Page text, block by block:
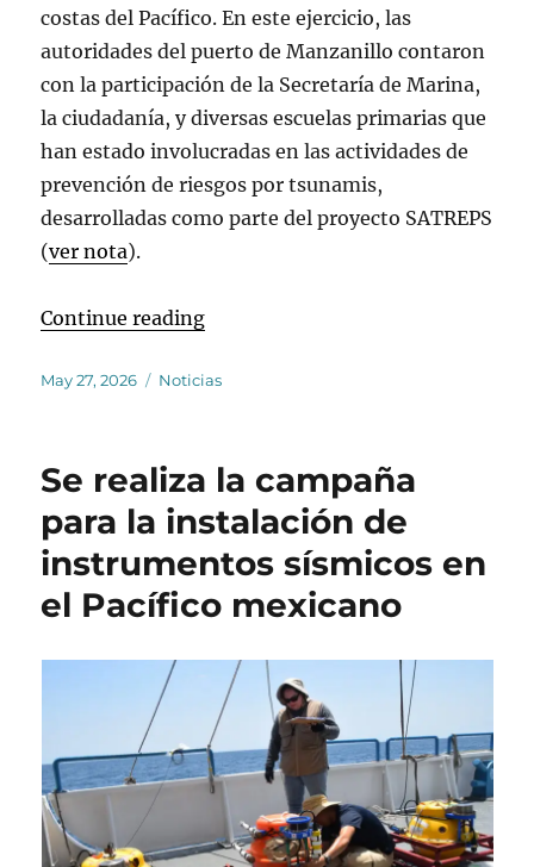
costas del Pacífico. En este ejercicio, las
autoridades del puerto de Manzanillo contaron
con la participación de la Secretaría de Marina,
la ciudadanía, y diversas escuelas primarias que
han estado involucradas en las actividades de
prevención de riesgos por tsunamis,
desarrolladas como parte del proyecto SATREPS
(ver nota).
Continue reading“Se lleva a cabo simulacro
Posted
May 27, 2026 Categories
Noticias
Se realiza la campaña
para la instalación de
instrumentos sísmicos en
el Pacífico mexicano